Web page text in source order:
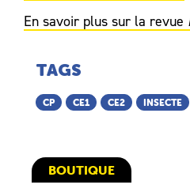
En savoir plus sur la revue
TAGS
CP CE1 CE2 INSECTE
BOUTIQUE